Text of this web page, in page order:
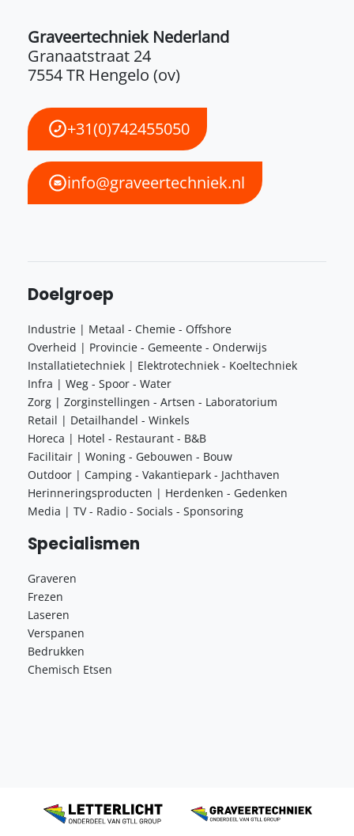
Graveertechniek Nederland
Granaatstraat 24
7554 TR Hengelo (ov)
+31(0)742455050
info@graveertechniek.nl
Doelgroep
Industrie | Metaal - Chemie - Offshore
Overheid | Provincie - Gemeente - Onderwijs
Installatietechniek | Elektrotechniek - Koeltechniek
Infra | Weg - Spoor - Water
Zorg | Zorginstellingen - Artsen - Laboratorium
Retail | Detailhandel - Winkels
Horeca | Hotel - Restaurant - B&B
Facilitair | Woning - Gebouwen - Bouw
Outdoor | Camping - Vakantiepark - Jachthaven
Herinneringsproducten | Herdenken - Gedenken
Media | TV - Radio - Socials - Sponsoring
Specialismen
Graveren
Frezen
Laseren
Verspanen
Bedrukken
Chemisch Etsen